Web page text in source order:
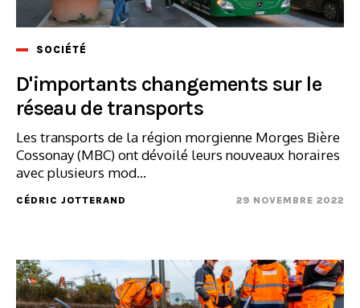
SOCIÉTÉ
D'importants changements sur le
réseau de transports
Les transports de la région morgienne Morges Bière
Cossonay (MBC) ont dévoilé leurs nouveaux horaires
avec plusieurs mod...
CÉDRIC JOTTERAND 29 NOVEMBRE 2022